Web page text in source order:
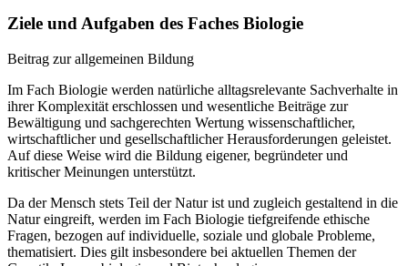
Ziele und Aufgaben des Faches Biologie
Beitrag zur allgemeinen Bildung
Im Fach Biologie werden natürliche alltagsrelevante Sachverhalte in
ihrer Komplexität erschlossen und wesentliche Beiträge zur
Bewältigung und sachgerechten Wertung wissenschaftlicher,
wirtschaftlicher und gesellschaftlicher Herausforderungen geleistet.
Auf diese Weise wird die Bildung eigener, begründeter und
kritischer Meinungen unterstützt.
Da der Mensch stets Teil der Natur ist und zugleich gestaltend in die
Natur eingreift, werden im Fach Biologie tiefgreifende ethische
Fragen, bezogen auf individuelle, soziale und globale Probleme,
thematisiert. Dies gilt insbesondere bei aktuellen Themen der